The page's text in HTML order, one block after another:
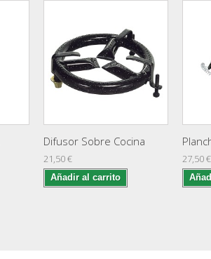
Difusor Sobre Cocina
21,50 €
Añadir al carrito
27,50 €